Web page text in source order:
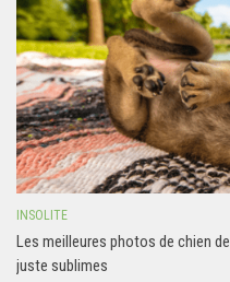
INSOLITE
Les meilleures photos de chien
juste sublimes